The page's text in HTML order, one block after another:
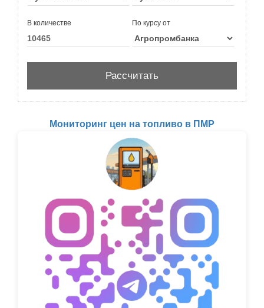
В количестве По курсу от
Мониторинг цен на топливо в ПМР